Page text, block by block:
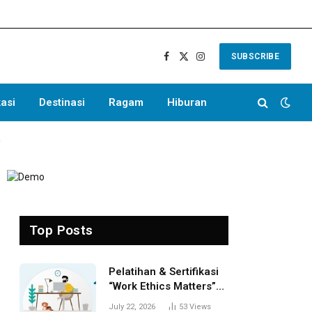
Facebook
X
Instagram
SUBSCRIBE
Destinasi Ragam Hiburan
Top Posts
Pelatihan & Sertifikasi
“Work Ethics Matters”
(CWEM) Batch 1 Resmi
July 22, 2026 53 Views